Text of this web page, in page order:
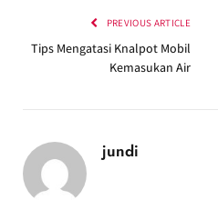
PREVIOUS ARTICLE
Tips Mengatasi Knalpot Mobil
Kemasukan Air
jundi